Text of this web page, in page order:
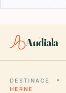
Audiala
DESTINACE
HERNE